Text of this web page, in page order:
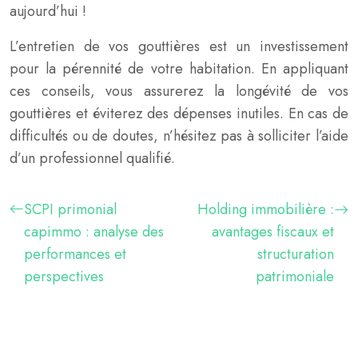
aujourd’hui !
L’entretien de vos gouttières est un investissement
pour la pérennité de votre habitation. En appliquant
ces conseils, vous assurerez la longévité de vos
gouttières et éviterez des dépenses inutiles. En cas de
difficultés ou de doutes, n’hésitez pas à solliciter l’aide
d’un professionnel qualifié.
SCPI primonial
capimmo : analyse des
performances et
perspectives
Holding immobilière :
avantages fiscaux et
structuration
patrimoniale